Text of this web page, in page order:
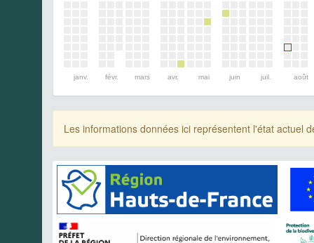
janv. févr. mars avr. mai juin juil. août
Les informations données ici représentent l'état actuel